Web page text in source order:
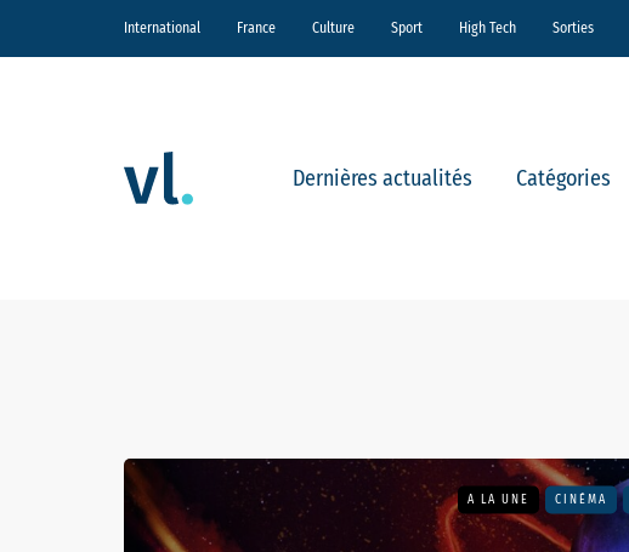
International France Culture Sport High Tech Sorties
Dernières actualités Catégories
A LA UNE CINÉMA